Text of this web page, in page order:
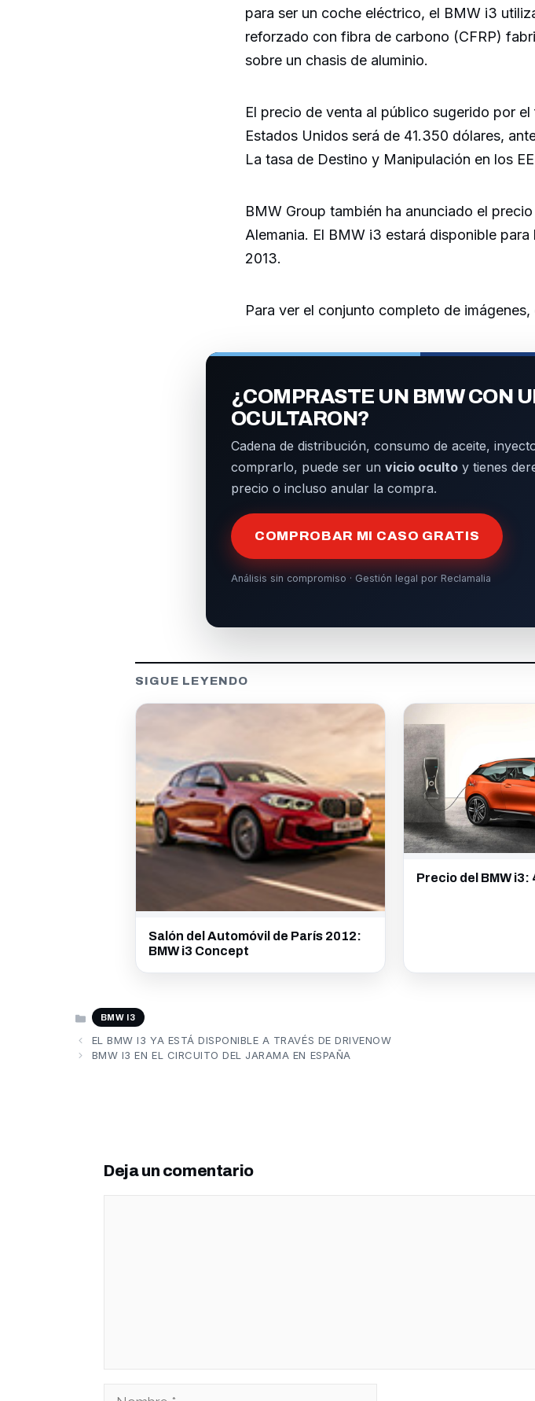
para ser un coche eléctrico, el BMW i3
reforzado con fibra de carbono (CFRP)
sobre un chasis de aluminio.
El precio de venta al público sugerido por
Estados Unidos será de 41.350 dólares,
La tasa de Destino y Manipulación en los
BMW Group también ha anunciado el
Alemania. El BMW i3 estará disponible
2013.
Para ver el conjunto completo de
¿COMPRASTE UN BMW CON
OCULTARON?
Cadena de distribución, consumo de aceite,
comprarlo, puede ser un vicio oculto y tienes
precio o incluso anular la compra.
COMPROBAR MI CASO GRATIS
Análisis sin compromiso · Gestión legal por Reclamalia
SIGUE LEYENDO
Salón del Automóvil de París 2012:
BMW i3 Concept
Precio del BMW
CATEGORÍAS
BMW I3
EL BMW I3 YA ESTÁ DISPONIBLE A TRAVÉS DE DRIVENOW
BMW I3 EN EL CIRCUITO DEL JARAMA EN ESPAÑA
Deja un comentario
Nombre